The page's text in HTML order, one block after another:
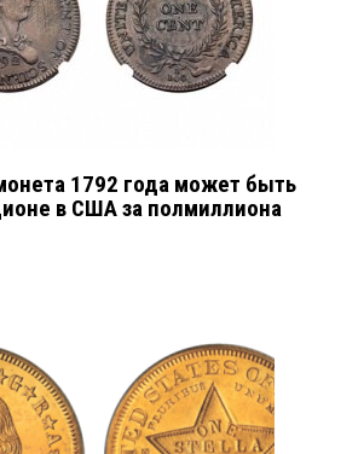
1792 года может быть
в США за полмиллиона